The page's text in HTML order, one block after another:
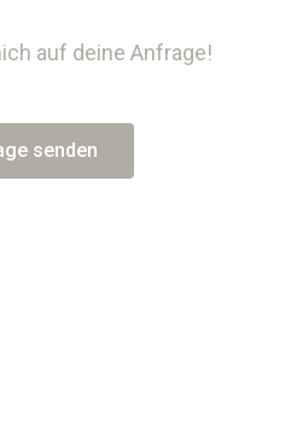
auf deine Anfrage!
senden